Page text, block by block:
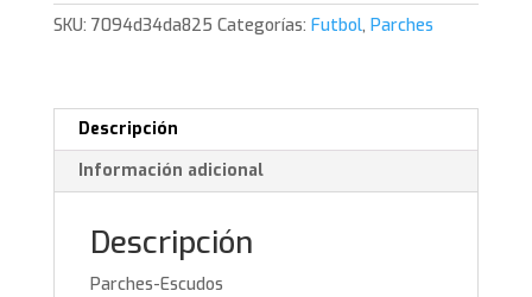
cantidad
SKU: 7094d34da825 Categorías: Futbol, Parches
Descripción
Información adicional
Descripción
Parches-Escudos